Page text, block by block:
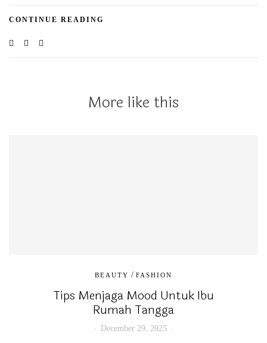
CONTINUE READING
More like this
BEAUTY / FASHION
Tips Menjaga Mood Untuk Ibu
Rumah Tangga
December 29, 2025